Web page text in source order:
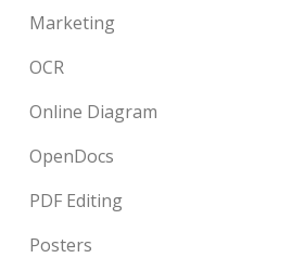
Marketing
OCR
Online Diagram
OpenDocs
PDF Editing
Posters